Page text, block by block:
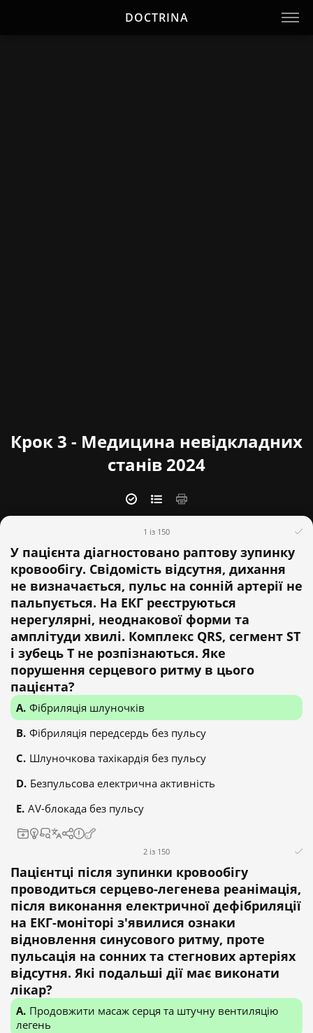
DOCTRINA
Крок 3 - Медицина невідкладних
станів 2024
1 із 150
У пацієнта діагностовано раптову зупинку
кровообігу. Свідомість відсутня, дихання
не визначається, пульс на сонній артерії не
пальпується. На ЕКГ реєструються
нерегулярні, неоднакової форми та
амплітуди хвилі. Комплекс QRS, сегмент ST
і зубець T не розпізнаються. Яке
порушення серцевого ритму в цього
пацієнта?
Фібриляція шлуночків
Фібриляція передсердь без пульсу
Шлуночкова тахікардія без пульсу
Безпульсова електрична активність
AV-блокада без пульсу
2 із 150
Пацієнтці після зупинки кровообігу
проводиться серцево-легенева реанімація,
після виконання електричної дефібриляції
на ЕКГ-моніторі з'явилися ознаки
відновлення синусового ритму, проте
пульсація на сонних та стегнових артеріях
відсутня. Які подальші дії має виконати
лікар?
Продовжити масаж серця та штучну вентиляцію
легень